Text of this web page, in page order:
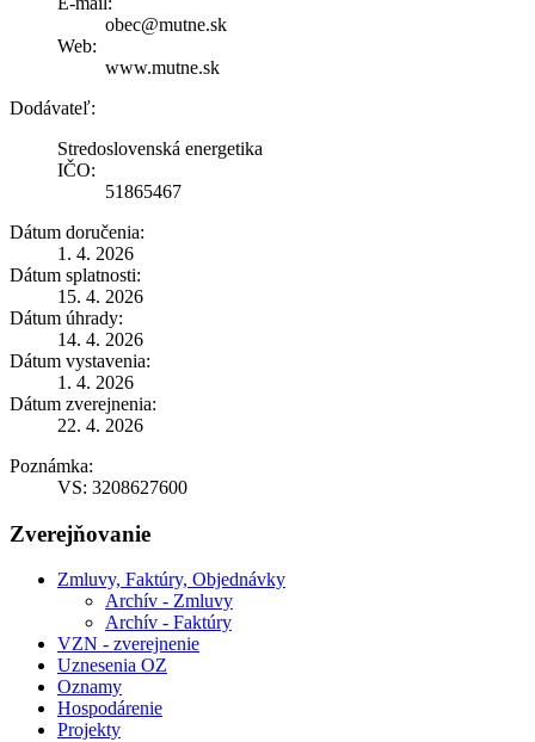
obec@mutne.sk
Web:
www.mutne.sk
Dodávateľ:
Stredoslovenská energetika
IČO:
51865467
Dátum doručenia:
1. 4. 2026
Dátum splatnosti:
15. 4. 2026
Dátum úhrady:
14. 4. 2026
Dátum vystavenia:
1. 4. 2026
Dátum zverejnenia:
22. 4. 2026
Poznámka:
VS: 3208627600
Zverejňovanie
Zmluvy, Faktúry, Objednávky
Archív - Zmluvy
Archív - Faktúry
VZN - zverejnenie
Uznesenia OZ
Oznamy
Hospodárenie
Projekty